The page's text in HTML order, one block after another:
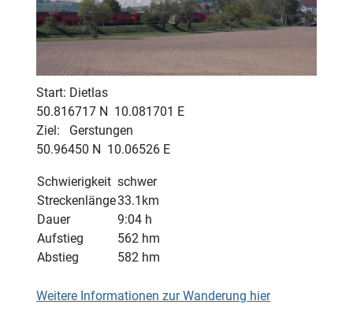
Start: Dietlas
50.816717 N 10.081701 E
Ziel: Gerstungen
50.96450 N 10.06526 E
Schwierigkeit
Streckenlänge
Dauer
Aufstieg
Abstieg
schwer
33.1km
9:04 h
562 hm
582 hm
Weitere Informationen zur Wanderung hier